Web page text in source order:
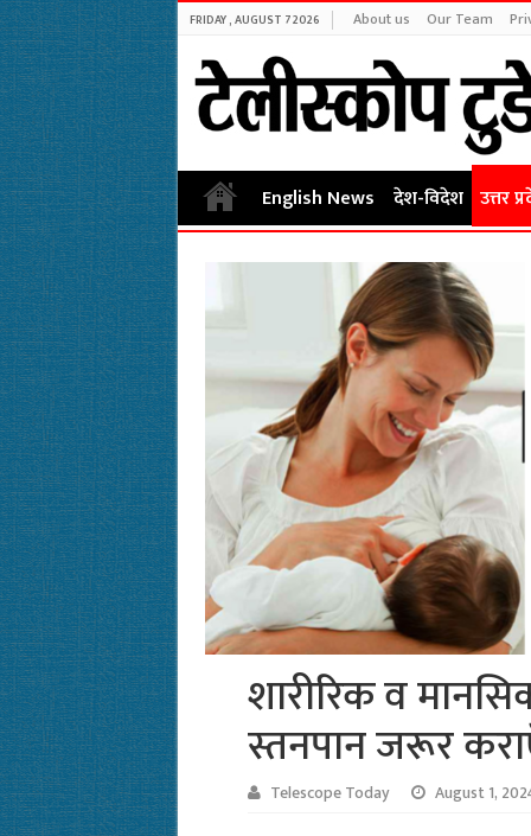
FRIDAY , AUGUST 7 2026 About us Our Team
English News देश-विदेश उत्तर
शारीरिक व
स्तनपान जरूर
Telescope Today August 1,